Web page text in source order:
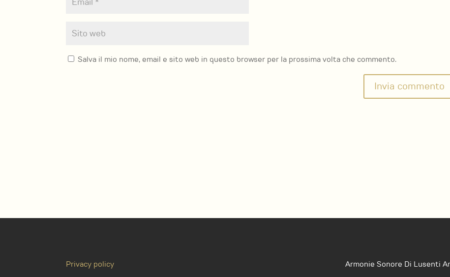
Salva il mio nome, email e sito web in questo browser per la prossima volta che commento.
Privacy policy Armonie Sonore Di Lusenti